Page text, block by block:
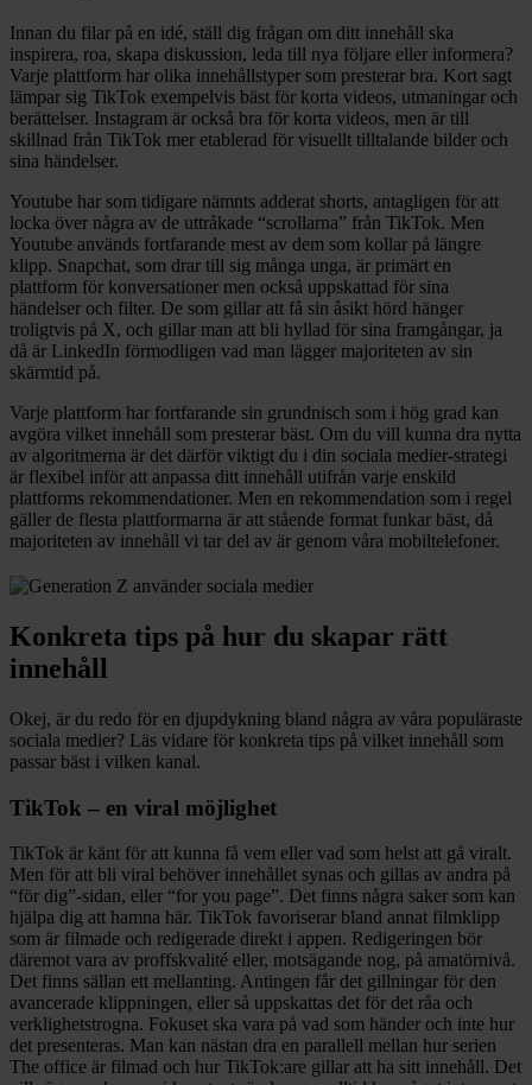
Innan du filar på en idé, ställ dig frågan om ditt innehåll ska
inspirera, roa, skapa diskussion, leda till nya följare eller informera?
Varje plattform har olika innehållstyper som presterar bra. Kort sagt
lämpar sig TikTok exempelvis bäst för korta videos, utmaningar och
berättelser. Instagram är också bra för korta videos, men är till
skillnad från TikTok mer etablerad för visuellt tilltalande bilder och
sina händelser.
Youtube har som tidigare nämnts adderat shorts, antagligen för att
locka över några av de uttråkade “scrollarna” från TikTok. Men
Youtube används fortfarande mest av dem som kollar på längre
klipp. Snapchat, som drar till sig många unga, är primärt en
plattform för konversationer men också uppskattad för sina
händelser och filter. De som gillar att få sin åsikt hörd hänger
troligtvis på X, och gillar man att bli hyllad för sina framgångar, ja
då är LinkedIn förmodligen vad man lägger majoriteten av sin
skärmtid på.
Varje plattform har fortfarande sin grundnisch som i hög grad kan
avgöra vilket innehåll som presterar bäst. Om du vill kunna dra nytta
av algoritmerna är det därför viktigt du i din sociala medier-strategi
är flexibel inför att anpassa ditt innehåll utifrån varje enskild
plattforms rekommendationer. Men en rekommendation som i regel
gäller de flesta plattformarna är att stående format funkar bäst, då
majoriteten av innehåll vi tar del av är genom våra mobiltelefoner.
Konkreta tips på hur du skapar rätt
innehåll
Okej, är du redo för en djupdykning bland några av våra populäraste
sociala medier? Läs vidare för konkreta tips på vilket innehåll som
passar bäst i vilken kanal.
TikTok – en viral möjlighet
TikTok är känt för att kunna få vem eller vad som helst att gå viralt.
Men för att bli viral behöver innehållet synas och gillas av andra på
“för dig”-sidan, eller “for you page”. Det finns några saker som kan
hjälpa dig att hamna här. TikTok favoriserar bland annat filmklipp
som är filmade och redigerade direkt i appen. Redigeringen bör
däremot vara av proffskvalité eller, motsägande nog, på amatörnivå.
Det finns sällan ett mellanting. Antingen får det gillningar för den
avancerade klippningen, eller så uppskattas det för det råa och
verklighetstrogna. Fokuset ska vara på vad som händer och inte hur
det presenteras. Man kan nästan dra en parallell mellan hur serien
The office är filmad och hur TikTok:are gillar att ha sitt innehåll. Det